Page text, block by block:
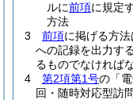
ルに前項に規定
方法
3
前項に掲げる方
への記録を出力す
るものでなければ
4
第2項第1号の「
回・随時対応型訪